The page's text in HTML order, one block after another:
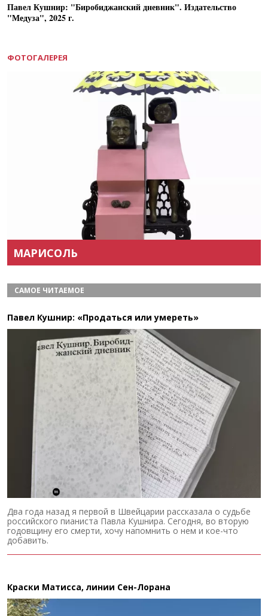
Павел Кушнир: "Биробиджанский дневник". Издательство
"Медуза", 2025 г.
ФОТОГАЛЕРЕЯ
МАРИСОЛЬ
САМОЕ ЧИТАЕМОЕ
Павел Кушнир: «Продаться или умереть»
Два года назад я первой в Швейцарии рассказала о судьбе
российского пианиста Павла Кушнира. Сегодня, во вторую
годовщину его смерти, хочу напомнить о нем и кое-что
добавить.
Краски Матисса, линии Сен-Лорана